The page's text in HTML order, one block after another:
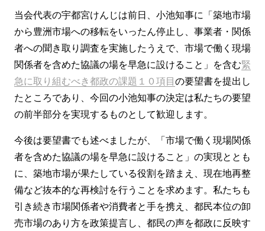
当会代表の宇都宮けんじは前日、小池知事に「築地市場
から豊洲市場への移転をいったん停止し、事業者・関係
者への聞き取り調査を実施したうえで、市場で働く現場
関係者を含めた協議の場を早急に設けること」を含む緊
急に取り組むべき都政の課題１０項目 の要望書を提出し
たところであり、今回の小池知事の決定は私たちの要望
の前半部分を実現するものとして歓迎します。
今後は要望書でも述べましたが、「市場で働く現場関係
者を含めた協議の場を早急に設けること」の実現ととも
に、築地市場が果たしている役割を踏まえ、現在地再整
備など抜本的な再検討を行うことを求めます。私たちも
引き続き市場関係者や消費者と手を携え、都民本位の卸
売市場のあり方を政策提言し、都民の声を都政に反映す